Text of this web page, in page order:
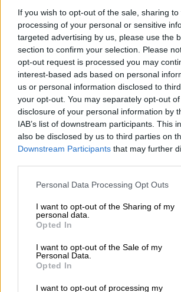
If you wish to opt-out of the sale, sharing
processing of your personal or sensitive
targeted advertising by us, please use the
section to confirm your selection. Please
opt-out request is processed you may
interest-based ads based on personal
us or personal information disclosed to
your opt-out. You may separately opt-out
disclosure of your personal information by
IAB’s list of downstream participants. This
also be disclosed by us to third parties on
Downstream Participants that may further
Personal Data Processing Opt Outs
I want to opt-out of the Sharing of my
personal data.
Opted In
I want to opt-out of the Sale of my
Personal Data.
Opted In
I want to opt-out of processing my
¡A la campaña contra
Punto 2
Por María Mir-Rocafort
Más artículos de este autor
jueves, 19 de septiembre de 2019